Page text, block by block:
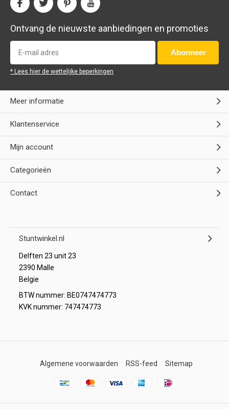
Ontvang de nieuwste aanbiedingen en promoties
Abonneer
* Lees hier de wettelijke beperkingen
Meer informatie
Klantenservice
Mijn account
Categorieën
Contact
Stuntwinkel.nl
Delften 23 unit 23
2390 Malle
Belgie
BTW nummer: BE0747474773
KVK nummer: 747474773
Algemene voorwaarden RSS-feed Sitemap